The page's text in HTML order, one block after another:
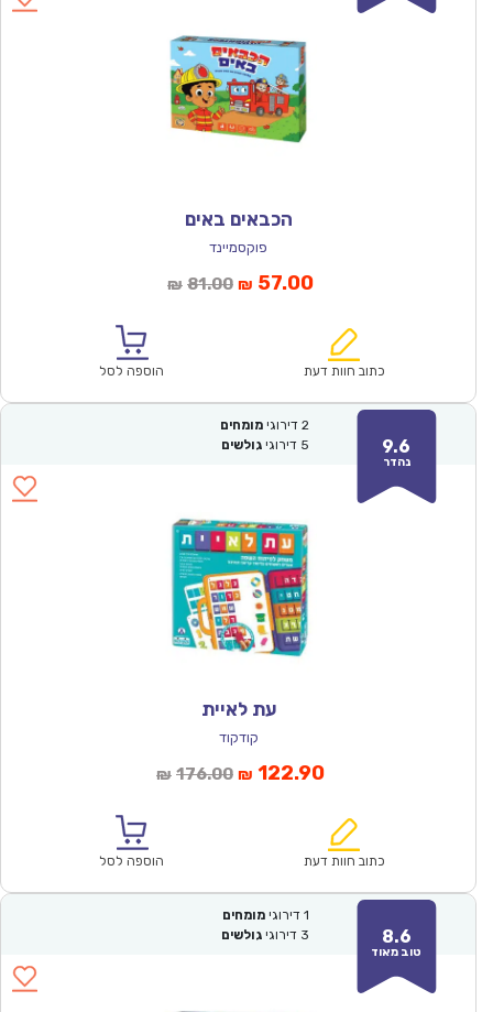
הכבאים באים
פוקסמיינד
₪ 81.00המחיר
₪81.00.
₪ 57.00המחיר
הוא:
כתוב חוות דעת הוספה לסל
9.6
נהדר
2 דירוגי מומחים
5 דירוגי גולשים
עת לאיית
קודקוד
₪ 176.00המחיר
₪176.00.
₪ 122.90המחיר
הוא:
כתוב חוות דעת הוספה לסל
8.6
טוב מאוד
1 דירוגי מומחים
3 דירוגי גולשים